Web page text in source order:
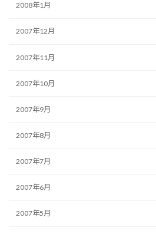
2008年1月
2007年12月
2007年11月
2007年10月
2007年9月
2007年8月
2007年7月
2007年6月
2007年5月